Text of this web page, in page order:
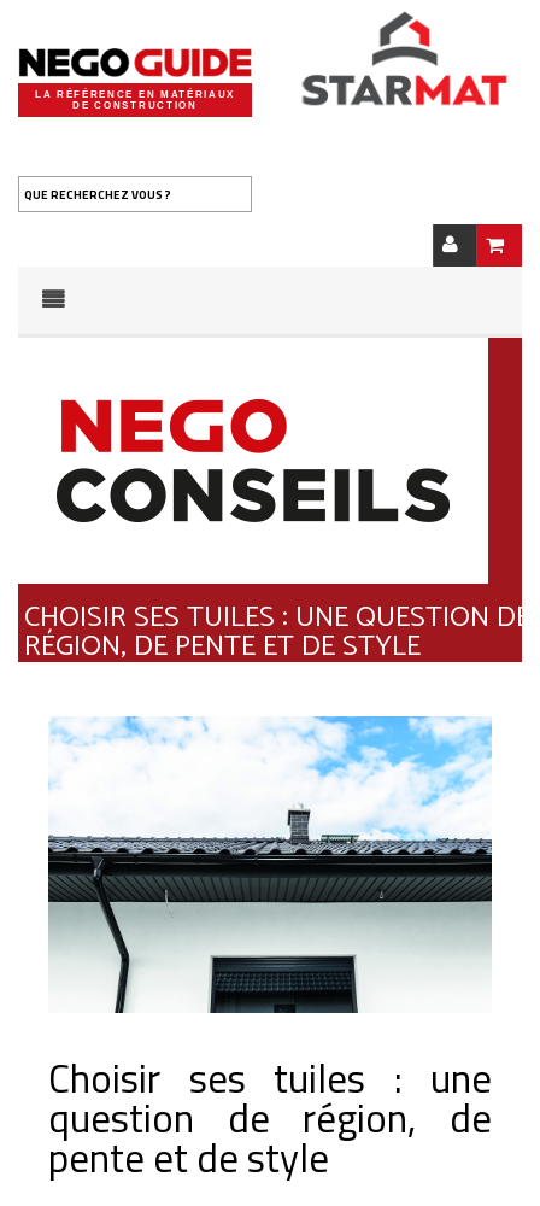
LA RÉFÉRENCE EN MATÉRIAUX
DE CONSTRUCTION
QUE RECHERCHEZ VOUS ?
CHOISIR SES TUILES : UNE QUESTION DE
RÉGION, DE PENTE ET DE STYLE
Choisir ses tuiles : une
question de région, de
pente et de style